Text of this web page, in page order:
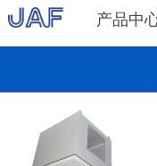
产品中